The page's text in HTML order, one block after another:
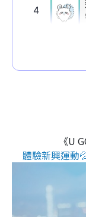
《U
體驗新興運動